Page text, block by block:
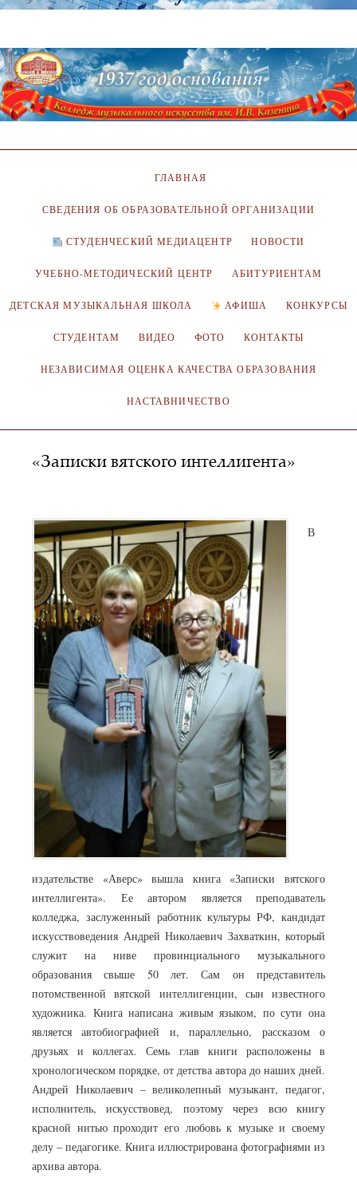
ГЛАВНАЯ
СВЕДЕНИЯ ОБ ОБРАЗОВАТЕЛЬНОЙ ОРГАНИЗАЦИИ
СТУДЕНЧЕСКИЙ МЕДИАЦЕНТР НОВОСТИ
УЧЕБНО-МЕТОДИЧЕСКИЙ ЦЕНТР АБИТУРИЕНТАМ
ДЕТСКАЯ МУЗЫКАЛЬНАЯ ШКОЛА АФИША КОНКУРСЫ
СТУДЕНТАМ ВИДЕО ФОТО КОНТАКТЫ
НЕЗАВИСИМАЯ ОЦЕНКА КАЧЕСТВА ОБРАЗОВАНИЯ
НАСТАВНИЧЕСТВО
«Записки вятского интеллигента»
В
издательстве «Аверс» вышла книга «Записки вятского
интеллигента». Ее автором является преподаватель
колледжа, заслуженный работник культуры РФ, кандидат
искусствоведения Андрей Николаевич Захваткин, который
служит на ниве провинциального музыкального
образования свыше 50 лет. Сам он представитель
потомственной вятской интеллигенции, сын известного
художника. Книга написана живым языком, по сути она
является автобиографией и, параллельно, рассказом о
друзьях и коллегах. Семь глав книги расположены в
хронологическом порядке, от детства автора до наших дней.
Андрей Николаевич – великолепный музыкант, педагог,
исполнитель, искусствовед, поэтому через всю книгу
красной нитью проходит его любовь к музыке и своему
делу – педагогике. Книга иллюстрирована фотографиями из
архива автора.